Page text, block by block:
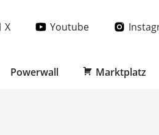
X Youtube
Powerwall Marktplatz